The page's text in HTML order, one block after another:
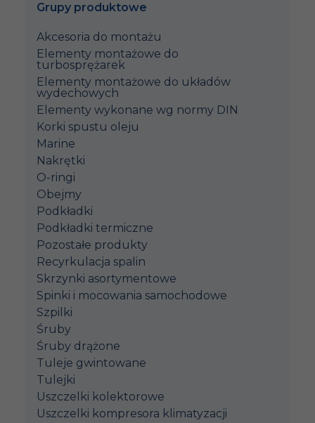
Grupy produktowe
Akcesoria do montażu
Elementy montażowe do
turbosprężarek
Elementy montażowe do układów
wydechowych
Elementy wykonane wg normy DIN
Korki spustu oleju
Marine
Nakrętki
O-ringi
Obejmy
Podkładki
Podkładki termiczne
Pozostałe produkty
Recyrkulacja spalin
Skrzynki asortymentowe
Spinki i mocowania samochodowe
Szpilki
Śruby
Śruby drążone
Tuleje gwintowane
Tulejki
Uszczelki kolektorowe
Uszczelki kompresora klimatyzacji